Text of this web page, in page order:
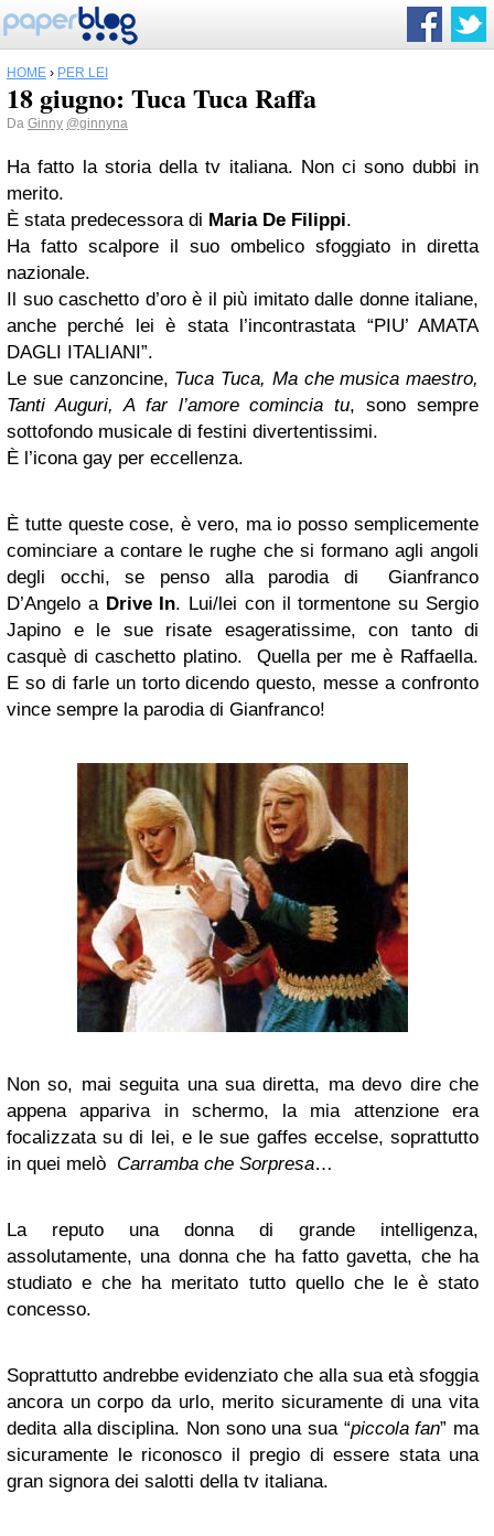
HOME › PER LEI
18 giugno: Tuca Tuca Raffa
Da Ginny @ginnyna
Ha fatto la storia della tv italiana. Non ci sono dubbi in
merito.
È stata predecessora di Maria De Filippi.
Ha fatto scalpore il suo ombelico sfoggiato in diretta
nazionale.
Il suo caschetto d’oro è il più imitato dalle donne italiane,
anche perché lei è stata l’incontrastata “PIU’ AMATA
DAGLI ITALIANI”.
Le sue canzoncine, Tuca Tuca, Ma che musica maestro,
Tanti Auguri, A far l’amore comincia tu, sono sempre
sottofondo musicale di festini divertentissimi.
È l’icona gay per eccellenza.
È tutte queste cose, è vero, ma io posso semplicemente
cominciare a contare le rughe che si formano agli angoli
degli occhi, se penso alla parodia di Gianfranco
D’Angelo a Drive In. Lui/lei con il tormentone su Sergio
Japino e le sue risate esageratissime, con tanto di
casquè di caschetto platino. Quella per me è Raffaella.
E so di farle un torto dicendo questo, messe a confronto
vince sempre la parodia di Gianfranco!
Non so, mai seguita una sua diretta, ma devo dire che
appena appariva in schermo, la mia attenzione era
focalizzata su di lei, e le sue gaffes eccelse, soprattutto
in quei melò Carramba che Sorpresa…
La reputo una donna di grande intelligenza,
assolutamente, una donna che ha fatto gavetta, che ha
studiato e che ha meritato tutto quello che le è stato
concesso.
Soprattutto andrebbe evidenziato che alla sua età sfoggia
ancora un corpo da urlo, merito sicuramente di una vita
dedita alla disciplina. Non sono una sua “piccola fan” ma
sicuramente le riconosco il pregio di essere stata una
gran signora dei salotti della tv italiana.